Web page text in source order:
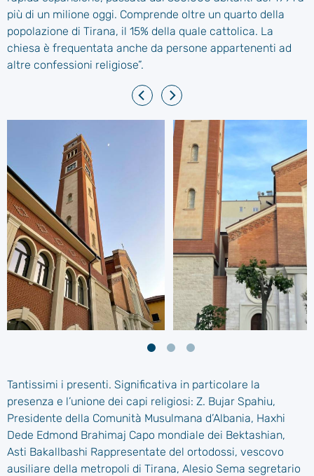
più di un milione oggi. Comprende oltre un quarto della
popolazione di Tirana, il 15% della quale cattolica. La
chiesa è frequentata anche da persone appartenenti ad
altre confessioni religiose”.
Tantissimi i presenti. Significativa in particolare la
presenza e l’unione dei capi religiosi: Z. Bujar Spahiu,
Presidente della Comunità Musulmana d’Albania, Haxhi
Dede Edmond Brahimaj Capo mondiale dei Bektashian,
Asti Bakallbashi Rappresentate del ortodossi, vescovo
ausiliare della metropoli di Tirana, Alesio Sema segretario